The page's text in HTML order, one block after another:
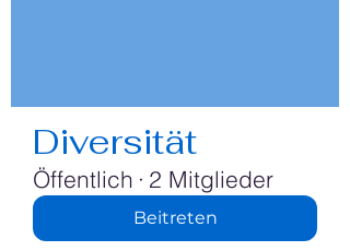
Diversität
Öffentlich · 2 Mitglieder
Beitreten